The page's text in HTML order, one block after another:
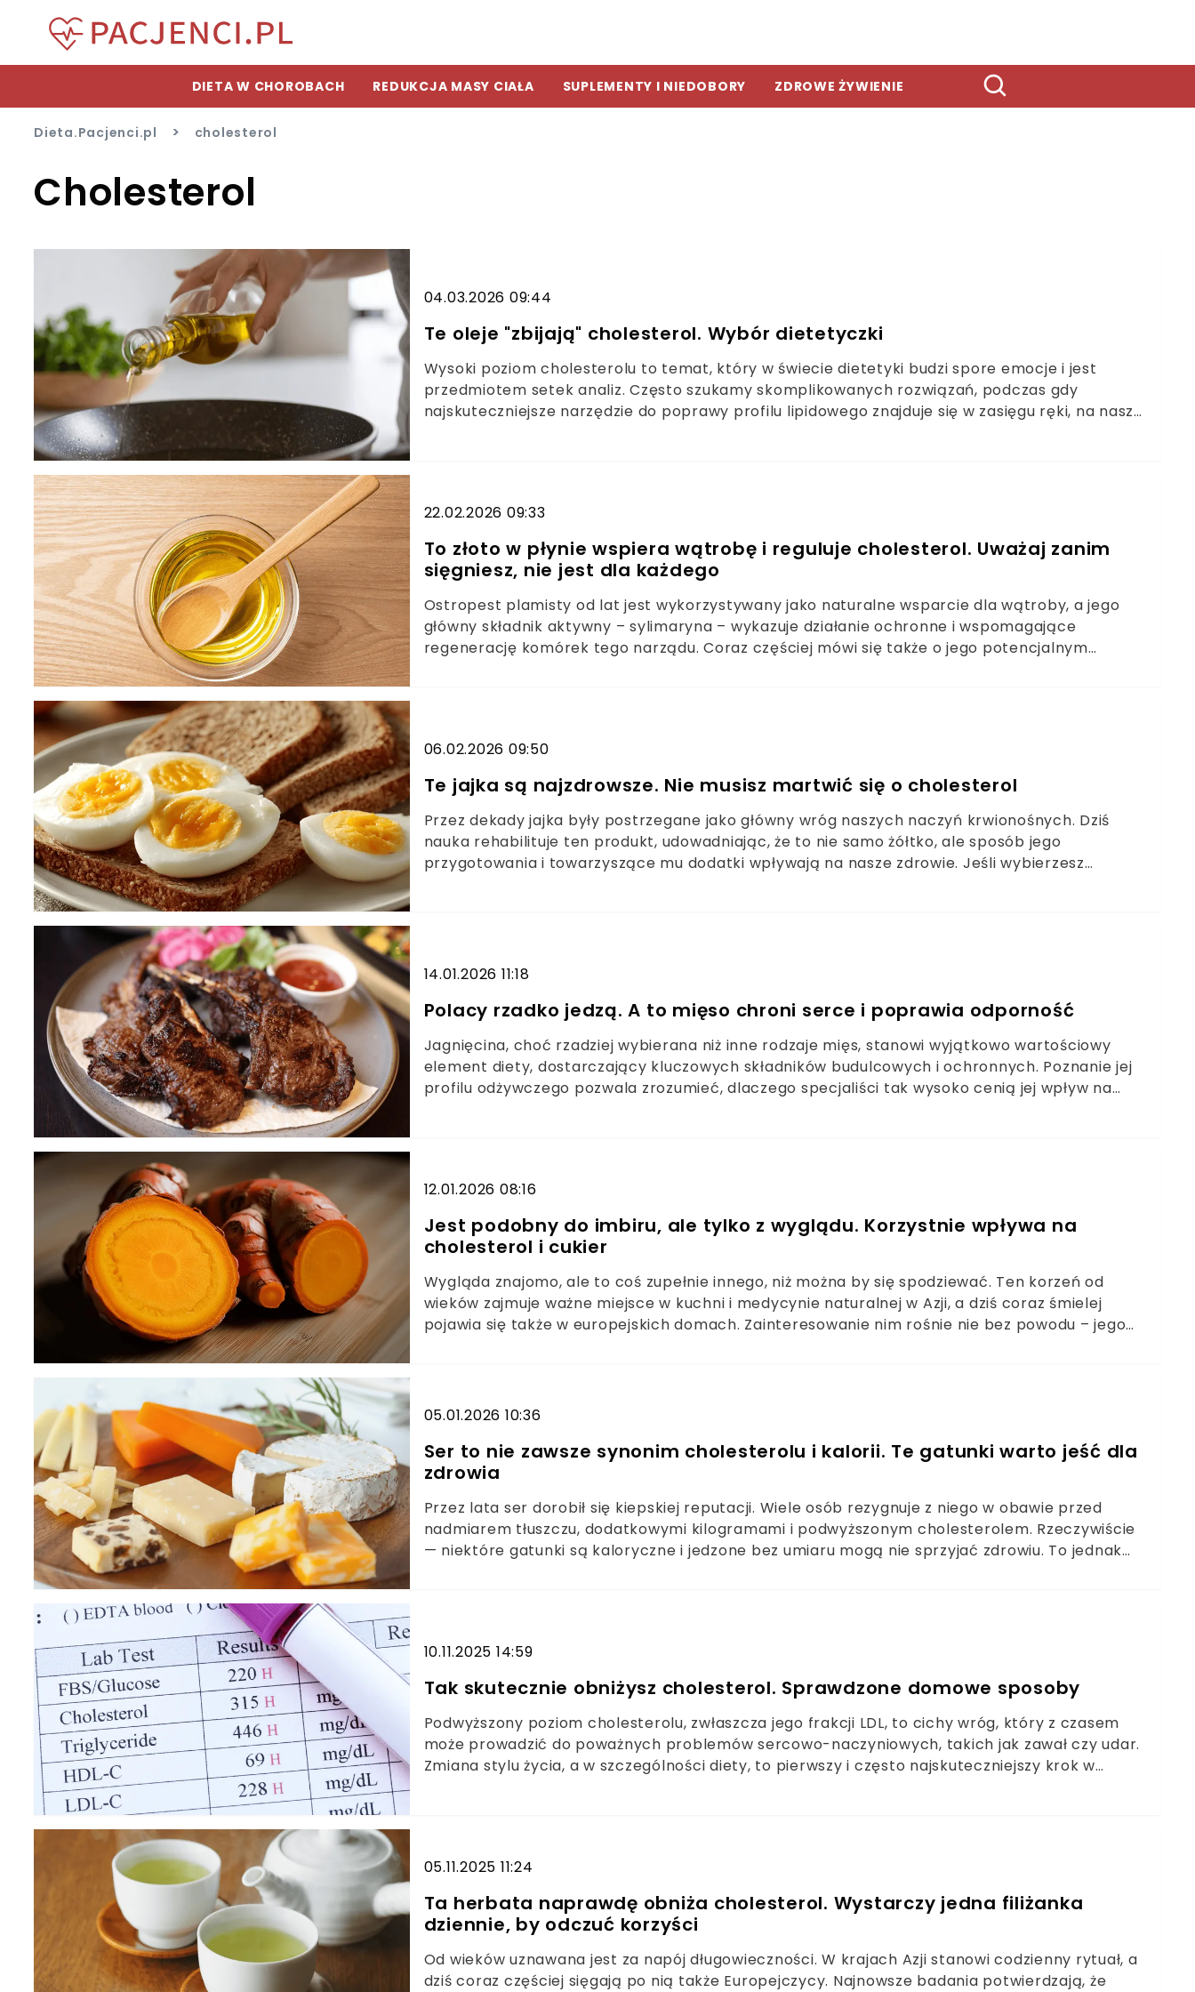
DIETA W CHOROBACH REDUKCJA MASY CIAŁA SUPLEMENTY I NIEDOBORY ZDROWE ŻYWIENIE
Dieta.Pacjenci.pl > cholesterol
Cholesterol
04.03.2026 09:44
Te oleje "zbijają" cholesterol. Wybór dietetyczki
Wysoki poziom cholesterolu to temat, który w świecie dietetyki budzi spore emocje i jest
przedmiotem setek analiz. Często szukamy skomplikowanych rozwiązań, podczas gdy
najskuteczniejsze narzędzie do poprawy profilu lipidowego znajduje się w zasięgu ręki, na naszej
sposób na walkę z LDLOlej rzepakowy wykazuje silniejsze działanie obniżające cholesterol
całkowity niż oliwaTłuszcze nasycone takie jak olej kokosowy podnoszą poziom złej frakcji
cholesteroluSmażenie wymaga olejów o wysokiej stabilności termicznejOliwa z oliwek w
połączeniu z dietą śródziemnomorską najlepiej chronią serce
22.02.2026 09:33
To złoto w płynie wspiera wątrobę i reguluje cholesterol. Uważaj zanim
sięgniesz, nie jest dla każdego
Ostropest plamisty od lat jest wykorzystywany jako naturalne wsparcie dla wątroby, a jego
główny składnik aktywny – sylimaryna – wykazuje działanie ochronne i wspomagające
regenerację komórek tego narządu. Coraz częściej mówi się także o jego potencjalnym
06.02.2026 09:50
Te jajka są najzdrowsze. Nie musisz martwić się o cholesterol
Przez dekady jajka były postrzegane jako główny wróg naszych naczyń krwionośnych. Dziś
nauka rehabilituje ten produkt, udowadniając, że to nie samo żółtko, ale sposób jego
przygotowania i towarzyszące mu dodatki wpływają na nasze zdrowie. Jeśli wybierzesz
14.01.2026 11:18
Polacy rzadko jedzą. A to mięso chroni serce i poprawia odporność
Jagnięcina, choć rzadziej wybierana niż inne rodzaje mięs, stanowi wyjątkowo wartościowy
element diety, dostarczający kluczowych składników budulcowych i ochronnych. Poznanie jej
profilu odżywczego pozwala zrozumieć, dlaczego specjaliści tak wysoko cenią jej wpływ na
12.01.2026 08:16
Jest podobny do imbiru, ale tylko z wyglądu. Korzystnie wpływa na
cholesterol i cukier
Wygląda znajomo, ale to coś zupełnie innego, niż można by się spodziewać. Ten korzeń od
wieków zajmuje ważne miejsce w kuchni i medycynie naturalnej w Azji, a dziś coraz śmielej
pojawia się także w europejskich domach. Zainteresowanie nim rośnie nie bez powodu – jego
dobrym wyborem?
05.01.2026 10:36
Ser to nie zawsze synonim cholesterolu i kalorii. Te gatunki warto jeść dla
zdrowia
Przez lata ser dorobił się kiepskiej reputacji. Wiele osób rezygnuje z niego w obawie przed
nadmiarem tłuszczu, dodatkowymi kilogramami i podwyższonym cholesterolem. Rzeczywiście
— niektóre gatunki są kaloryczne i jedzone bez umiaru mogą nie sprzyjać zdrowiu. To jednak
mięśni.Skąd wzięło się przekonanie, że ser szkodzi?Co naprawdę kryje się w serze?Lżejsze sery,
które łatwiej włączyć do dietyFermentacja, która zmienia wszystko
10.11.2025 14:59
Tak skutecznie obniżysz cholesterol. Sprawdzone domowe sposoby
Podwyższony poziom cholesterolu, zwłaszcza jego frakcji LDL, to cichy wróg, który z czasem
może prowadzić do poważnych problemów sercowo-naczyniowych, takich jak zawał czy udar.
Zmiana stylu życia, a w szczególności diety, to pierwszy i często najskuteczniejszy krok w
znaleźć się w codziennym menuW przypadku wysokiego ryzyka powikłań, same domowe
metody mogą nie wystarczyć, a konsultacja lekarska jest niezbędna
05.11.2025 11:24
Ta herbata naprawdę obniża cholesterol. Wystarczy jedna filiżanka
dziennie, by odczuć korzyści
Od wieków uznawana jest za napój długowieczności. W krajach Azji stanowi codzienny rytuał, a
dziś coraz częściej sięgają po nią także Europejczycy. Najnowsze badania potwierdzają, że